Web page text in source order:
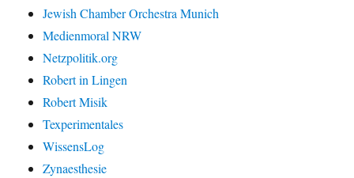
Jewish Chamber Orchestra Munich
Medienmoral NRW
Netzpolitik.org
Robert in Lingen
Robert Misik
Texperimentales
WissensLog
Zynaesthesie